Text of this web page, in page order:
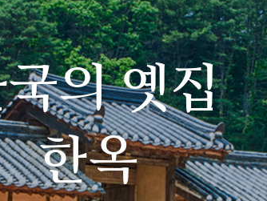
의 옛집
한옥